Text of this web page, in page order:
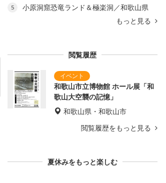
5
小原洞窟恐竜ランド＆極楽洞／和歌山県
もっと見る
閲覧履歴
和歌山市立博物館 ホール展「和
歌山大空襲の記憶」
和歌山県・和歌山市
閲覧履歴をもっと見る
夏休みをもっと楽しむ